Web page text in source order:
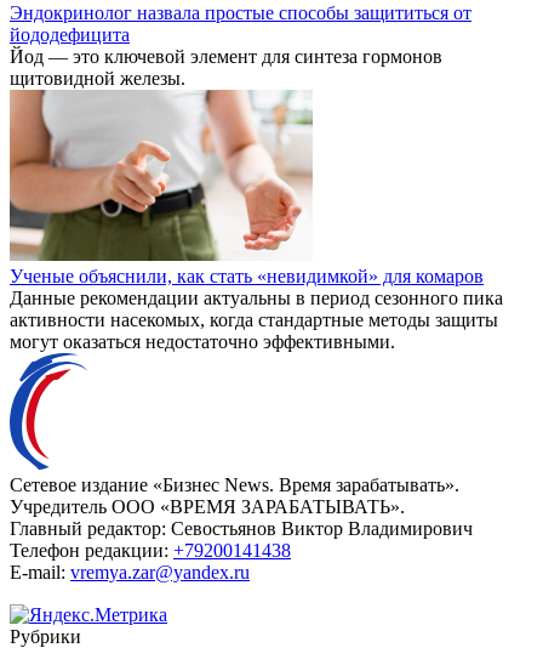
Эндокринолог назвала простые способы защититься от
йододефицита
Йод — это ключевой элемент для синтеза гормонов
щитовидной железы.
Ученые объяснили, как стать «невидимкой» для комаров
Данные рекомендации актуальны в период сезонного пика
активности насекомых, когда стандартные методы защиты
могут оказаться недостаточно эффективными.
Сетевое издание «Бизнес News. Время зарабатывать».
Учредитель ООО «ВРЕМЯ ЗАРАБАТЫВАТЬ».
Главный редактор: Севостьянов Виктор Владимирович
Телефон редакции: +79200141438
E-mail: vremya.zar@yandex.ru
Рубрики